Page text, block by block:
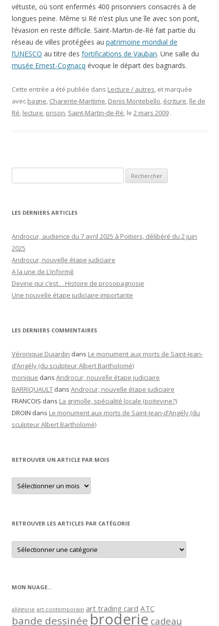
vétuste, où sont enfermés 400 prisonniers consacrés à de
longues peine. Même si Ré n’est plus une île avec son pont,
l’évasion en reste difficile. Saint-Martin-de-Ré fait partie du
réseau de villes protégées au patrimoine mondial de
l’UNESCO au titre des fortifications de Vauban. Une salle du
musée Ernest-Cognacq évoque le départ des bagnards.
Cette entrée a été publiée dans Lecture / autres, et marquée
avec bagne, Charente-Maritime, Denis Montebello, écriture,île de
Ré, lecture, prison, Saint-Martin-de-Ré, le 2 mars 2009 .
LES DERNIERS ARTICLES
Androcur, audience du 7 avril 2025 à Poitiers, délibéré du 2 juin
2025
Androcur, nouvelle étape judiciaire
A la une de L’informé
Devine qui c’est… Histoire de prosopagnosie
Une nouvelle étape judiciaire importante
LES DERNIERS COMMENTAIRES
Véronique Dujardin dans Le monument aux morts de Saint-Jean-
d’Angély (du sculpteur Albert Bartholomé)
monique dans Androcur, nouvelle étape judiciaire
BARRIQUAULT dans Androcur, nouvelle étape judiciaire
FRANCOIS dans La grimolle, spécialité locale (poitevine?)
DROIN dans Le monument aux morts de Saint-Jean-d’Angély (du
sculpteur Albert Bartholomé)
RETROUVER UN ARTICLE PAR MOIS
Retrouver
un
article
RETROUVER LES ARTICLES PAR CATÉGORIE
Retrouver
les
articles
MON NUAGE…
allégorie art contemporain art trading card ATC
bande dessinée broderie cadeau